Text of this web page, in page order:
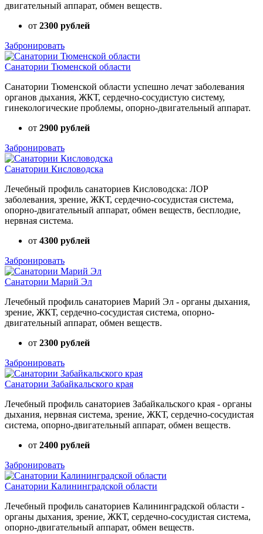
двигательный аппарат, обмен веществ.
от 2300 рублей
Забронировать
Санатории Тюменской области
Санатории Тюменской области успешно лечат заболевания
органов дыхания, ЖКТ, сердечно-сосудистую систему,
гинекологические проблемы, опорно-двигательный аппарат.
от 2900 рублей
Забронировать
Санатории Кисловодска
Лечебный профиль санаториев Кисловодска: ЛОР
заболевания, зрение, ЖКТ, сердечно-сосудистая система,
опорно-двигательный аппарат, обмен веществ, бесплодие,
нервная система.
от 4300 рублей
Забронировать
Санатории Марий Эл
Лечебный профиль санаториев Марий Эл - органы дыхания,
зрение, ЖКТ, сердечно-сосудистая система, опорно-
двигательный аппарат, обмен веществ.
от 2300 рублей
Забронировать
Санатории Забайкальского края
Лечебный профиль санаториев Забайкальского края - органы
дыхания, нервная система, зрение, ЖКТ, сердечно-сосудистая
система, опорно-двигательный аппарат, обмен веществ.
от 2400 рублей
Забронировать
Санатории Калининградской области
Лечебный профиль санаториев Калининградской области -
органы дыхания, зрение, ЖКТ, сердечно-сосудистая система,
опорно-двигательный аппарат, обмен веществ.